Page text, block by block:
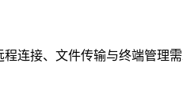
连接、文件传输与终端管